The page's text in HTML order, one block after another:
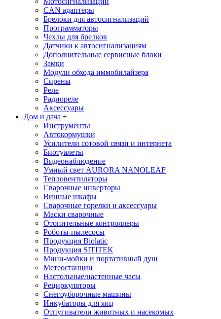
CAN адаптеры
Брелоки для автосигнализаций
Программаторы
Чехлы для брелков
Датчики к автосигнализациям
Дополнительные сервисные блоки
Замки
Модули обхода иммобилайзера
Сирены
Реле
Радиореле
Аксессуары
Дом и дача +
Инструменты
Автокормушки
Усилители сотовой связи и интернета
Биотуалеты
Видеонаблюдение
Умный свет AURORA NANOLEAF
Тепловентиляторы
Сварочные инверторы
Винные шкафы
Сварочные горелки и аксессуары
Маски сварочные
Отопительные контроллеры
Роботы-пылесосы
Продукция Biolatic
Продукция SITITEK
Мини-мойки и портативный душ
Метеостанции
Настольные/настенные часы
Рециркуляторы
Снегоуборочные машины
Инкубаторы для яиц
Отпугиватели животных и насекомых